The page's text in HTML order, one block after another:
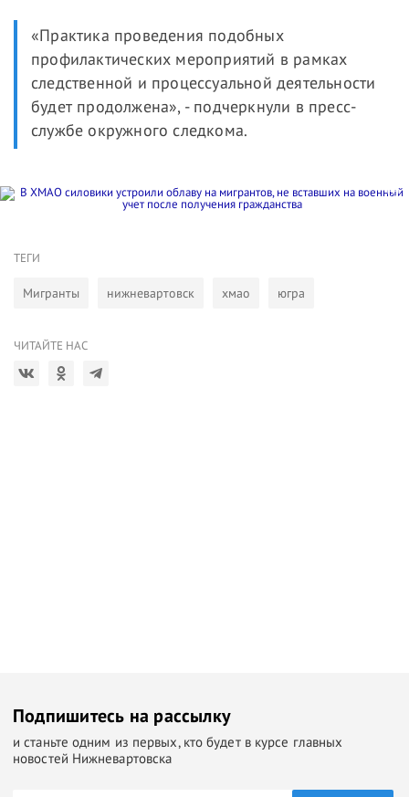
«Практика проведения подобных
профилактических мероприятий в рамках
следственной и процессуальной деятельности
будет продолжена», - подчеркнули в пресс-
службе окружного следкома.
ТЕГИ
Мигранты нижневартовск хмао югра
ЧИТАЙТЕ НАС
Подпишитесь на рассылку
и станьте одним из первых, кто будет в курсе главных
новостей Нижневартовска